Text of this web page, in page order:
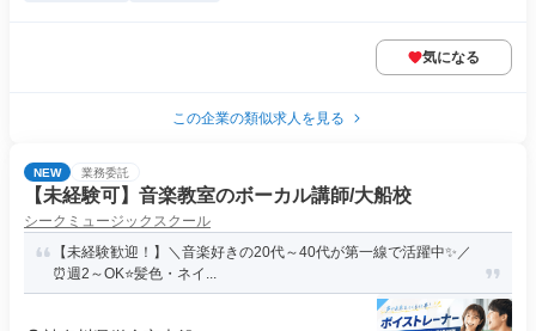
気になる
この企業の類似求人を見る
NEW 業務委託
【未経験可】音楽教室のボーカル講師/大船校
シークミュージックスクール
【未経験歓迎！】＼音楽好きの20代～40代が第一線で活躍中✨️／
⏰週2～OK⭐️髪色・ネイ...